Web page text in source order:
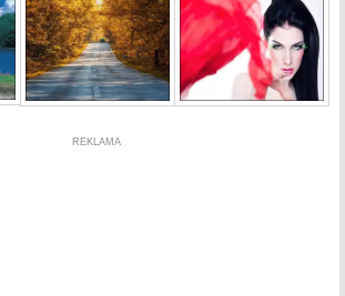
REKLAMA